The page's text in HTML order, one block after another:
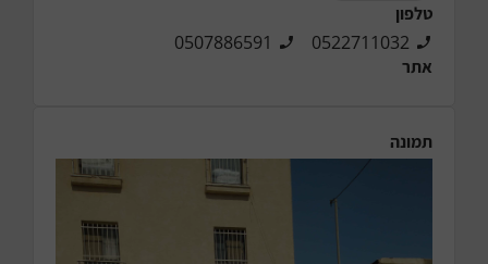
טלפון
0522711032
0507886591
אתר
תמונה